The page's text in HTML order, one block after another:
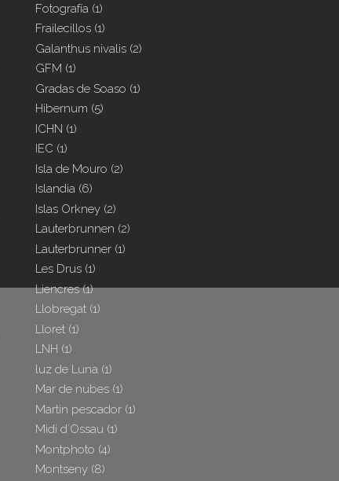
Fotografía (1)
Frailecillos (1)
Galanthus nivalis (2)
GFM (1)
Gradas de Soaso (1)
Hibernum (5)
ICHN (1)
IEC (1)
Isla de Mouro (2)
Islandia (6)
Islas Orkney (2)
Lauterbrunnen (2)
Lauterbrunner (1)
Les Drus (1)
Liencres(1)
Llobregat (1)
Lloret (1)
LNH (1)
luz de Luna (1)
Mar de nubes (1)
Martin pescador (1)
Midi d´Ossau (1)
Montphoto (4)
Montseny (8)